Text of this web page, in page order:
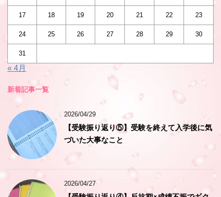
17 18 19 20 21 22 23
24 25 26 27 28 29 30
31
« 4月
新着記事一覧
2026/04/29
【受験振り返り⑤】受験を終えて入学後に気
づいた大事なこと
2026/04/27